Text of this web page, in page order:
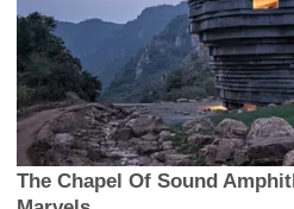
The Chapel Of Sound